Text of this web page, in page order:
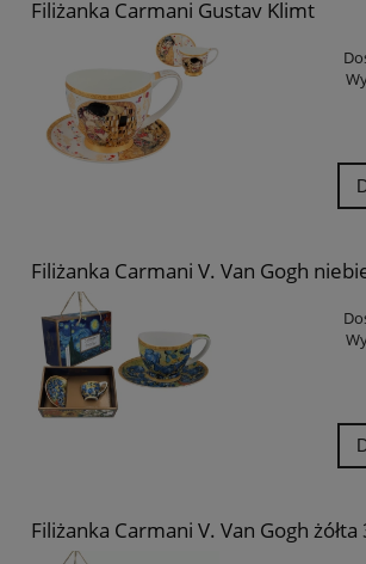
Filiżanka Carmani Gustav Klimt
Filiżanka Carmani V. Van Gogh
Filiżanka Carmani V. Van Gogh